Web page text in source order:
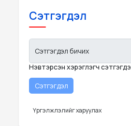
Сэтгэгдэл
Сэтгэгдэл бичих
Нэвтэрсэн хэрэглэгч
Үргэлжлэлийг харуулах